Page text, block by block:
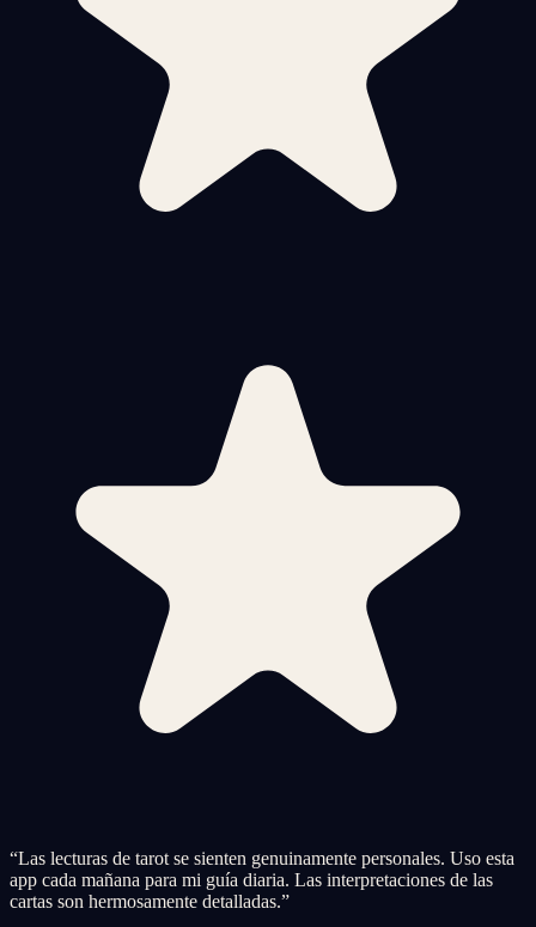
“Las lecturas de tarot se sienten genuinamente personales. Uso esta
app cada mañana para mi guía diaria. Las interpretaciones de las
cartas son hermosamente detalladas.”